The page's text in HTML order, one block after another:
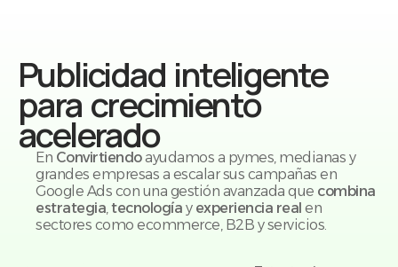
Publicidad inteligente
para crecimiento
acelerado
En Convirtiendoayudamos a pymes, medianas y
grandes empresas a escalar sus campañas en
Google Ads con una gestión avanzada que combina
estrategia tecnología y experiencia real en
sectores como ecommerce, B2B y servicios.